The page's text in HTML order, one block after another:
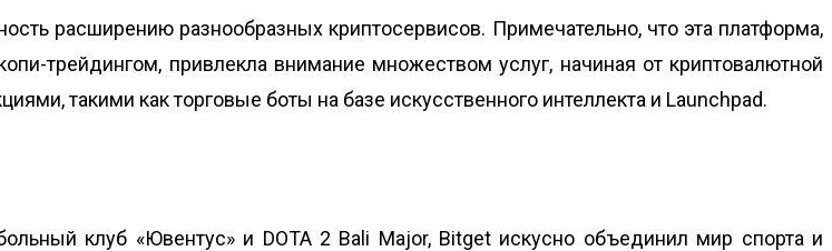
расширению разнообразных криптосервисов. Примечательно, что эта платформа,
трейдингом, привлекла внимание множеством услуг, начиная от криптовалютной
такими как торговые боты на базе искусственного интеллекта и Launchpad.
клуб «Ювентус» и DOTA 2 Bali Major, Bitget искусно объединил мир спорта и